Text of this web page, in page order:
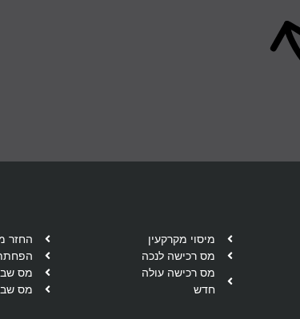
מיסוי מקרקעין
מס רכישה לנכה
מס רכישה עולה
חדש
החזר
מס
מס